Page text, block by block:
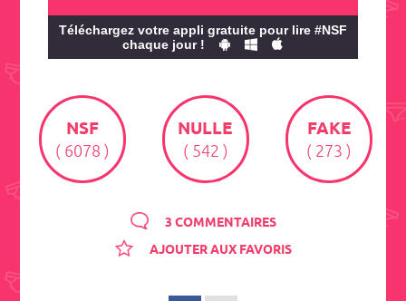
Téléchargez votre appli gratuite pour lire #NSF
chaque jour !
NSF
( 6078 )
NULLE
( 542 )
FAKE
( 273 )
3 COMMENTAIRES
AJOUTER AUX FAVORIS